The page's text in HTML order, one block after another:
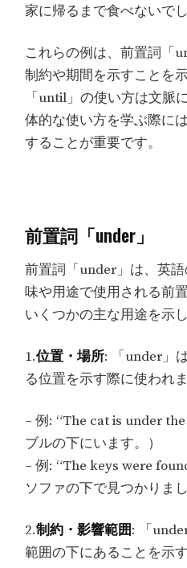
家に帰るまで食べないでし
これらの例は、前置詞「
制約や期間を示すことを
「until」の使い方は文脈
体的な使い方を学ぶ際に
することが重要です。
前置詞「under」
前置詞「under」は、英
味や用途で使用される前
いくつかの主な用途を示
1.位置・場所: 「under」
る位置を示す際に使われま
– 例: “The cat is under
ブルの下にいます。）
– 例: “The keys were
ソファの下で見つかりまし
2.制約・影響範囲: 「
範囲の下にあることを示